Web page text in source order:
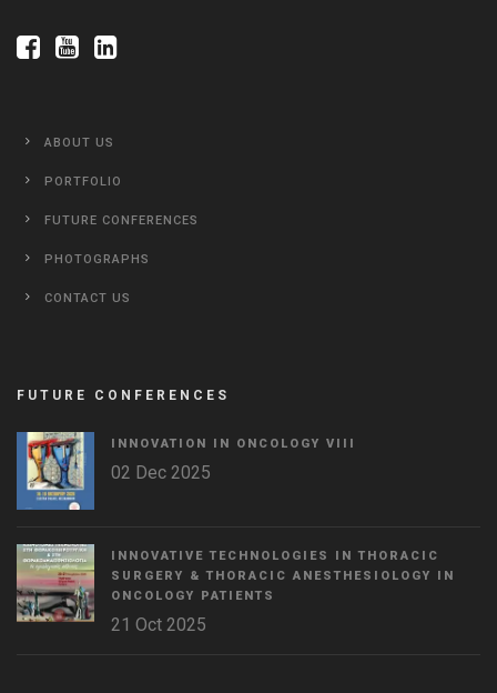
ABOUT US
PORTFOLIO
FUTURE CONFERENCES
PHOTOGRAPHS
CONTACT US
FUTURE CONFERENCES
INNOVATION IN ONCOLOGY VΙIΙ
02 Dec 2025
INNOVATIVE TECHNOLOGIES IN THORACIC
SURGERY & THORACIC ANESTHESIOLOGY IN
ONCOLOGY PATIENTS
21 Oct 2025